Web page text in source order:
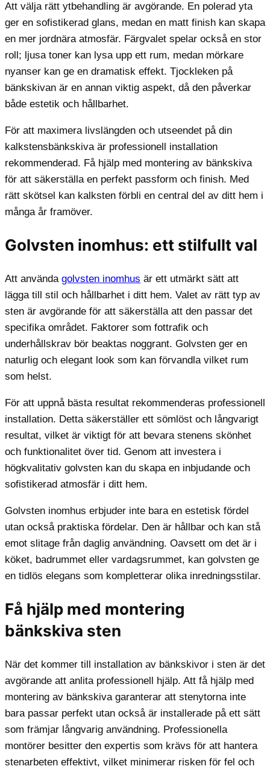
Att välja rätt ytbehandling är avgörande. En polerad yta
ger en sofistikerad glans, medan en matt finish kan skapa
en mer jordnära atmosfär. Färgvalet spelar också en stor
roll; ljusa toner kan lysa upp ett rum, medan mörkare
nyanser kan ge en dramatisk effekt. Tjockleken på
bänkskivan är en annan viktig aspekt, då den påverkar
både estetik och hållbarhet.
För att maximera livslängden och utseendet på din
kalkstensbänkskiva är professionell installation
rekommenderad. Få hjälp med montering av bänkskiva
för att säkerställa en perfekt passform och finish. Med
rätt skötsel kan kalksten förbli en central del av ditt hem i
många år framöver.
Golvsten inomhus: ett stilfullt val
Att använda golvsten inomhus är ett utmärkt sätt att
lägga till stil och hållbarhet i ditt hem. Valet av rätt typ av
sten är avgörande för att säkerställa att den passar det
specifika området. Faktorer som fottrafik och
underhållskrav bör beaktas noggrant. Golvsten ger en
naturlig och elegant look som kan förvandla vilket rum
som helst.
För att uppnå bästa resultat rekommenderas professionell
installation. Detta säkerställer ett sömlöst och långvarigt
resultat, vilket är viktigt för att bevara stenens skönhet
och funktionalitet över tid. Genom att investera i
högkvalitativ golvsten kan du skapa en inbjudande och
sofistikerad atmosfär i ditt hem.
Golvsten inomhus erbjuder inte bara en estetisk fördel
utan också praktiska fördelar. Den är hållbar och kan stå
emot slitage från daglig användning. Oavsett om det är i
köket, badrummet eller vardagsrummet, kan golvsten ge
en tidlös elegans som kompletterar olika inredningsstilar.
Få hjälp med montering
bänkskiva sten
När det kommer till installation av bänkskivor i sten är det
avgörande att anlita professionell hjälp. Att få hjälp med
montering av bänkskiva garanterar att stenytorna inte
bara passar perfekt utan också är installerade på ett sätt
som främjar långvarig användning. Professionella
montörer besitter den expertis som krävs för att hantera
stenarbeten effektivt, vilket minimerar risken för fel och